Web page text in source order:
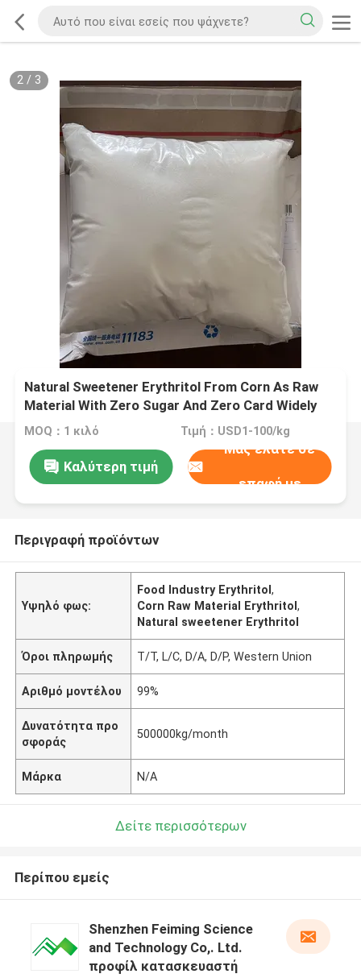
2/ 3
Natural Sweetener Erythritol From Corn As Raw
Material With Zero Sugar And Zero Card Widely
Used In The Food Industry
MOQ：1 κιλό Τιμή：USD1-100/kg
Καλύτερη τιμή
Μας ελάτε σε
επαφή με
Περιγραφή προϊόντων
Υψηλό φως:
Food Industry Erythritol,
Corn Raw Material Erythritol,
Natural sweetener Erythritol
Όροι πληρωμής T/T, L/C, D/A, D/P, Western Union
Αριθμό μοντέλου 99%
Δυνατότητα προ
σφοράς
500000kg/month
Μάρκα N/A
Δείτε περισσότερων
Περίπου εμείς
Shenzhen Feiming Science
and Technology Co,. Ltd.
προφίλ κατασκευαστή